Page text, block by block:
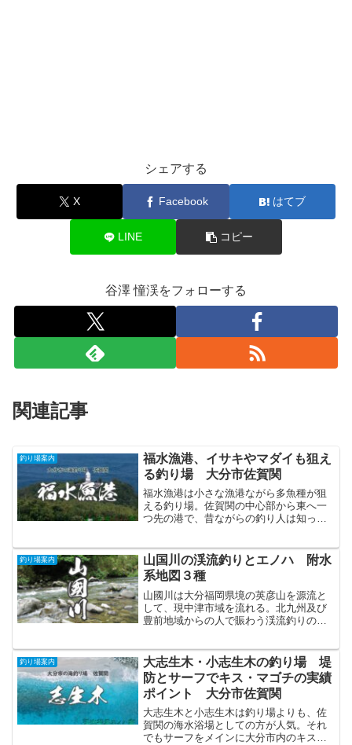
シェアする
X Facebook はてブ
LINE コピー
谷澤 憧渓をフォローする
関連記事
釣り場案内
福水漁港、イサキやマダイも狙え
る釣り場 大分市佐賀関
福水漁港は小さな漁港ながら多魚種が狙
える釣り場。佐賀関の中心部から東へ一
つ先の港で、昔ながらの釣り人は知って
がにんまりしながら釣る場所だろう。
釣り場案内
山国川の渓流釣りとエノハ 附水
系地図３種
山國川は大分福岡県境の英彦山を源流と
して、現中津市域を流れる。北九州及び
豊前地域からの人で賑わう渓流釣りの人
挙げられる。
釣り場案内
大志生木・小志生木の釣り場 堤
防とサーフでキス・マゴチの実績
ポイント 大分市佐賀関
大志生木と小志生木は釣り場よりも、佐
賀関の海水浴場としての方が人気。それ
でもサーフをメインに大分市内のキス・